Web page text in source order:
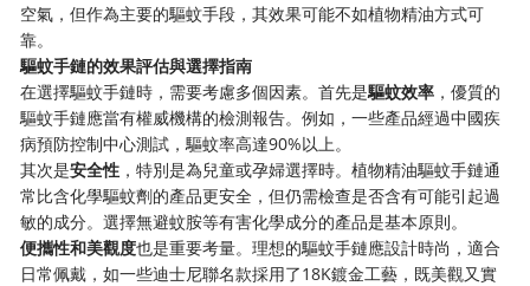
空氣，但作為主要的驅蚊手段，其效果可能不如植物精油方式可
靠。
驅蚊手鏈的效果評估與選擇指南
在選擇驅蚊手鏈時，需要考慮多個因素。首先是驅蚊效率 ，優質的
驅蚊手鏈應當有權威機構的檢測報告。例如，一些產品經過中國疾
病預防控制中心測試，驅蚊率高達90%以上。
其次是安全性 ，特別是為兒童或孕婦選擇時。植物精油驅蚊手鏈通
常比含化學驅蚊劑的產品更安全，但仍需檢查是否含有可能引起過
敏的成分。選擇無避蚊胺等有害化學成分的產品是基本原則。
便攜性和美觀度也是重要考量。理想的驅蚊手鏈應設計時尚，適合
日常佩戴，如一些迪士尼聯名款採用了18K鍍金工藝，既美觀又實